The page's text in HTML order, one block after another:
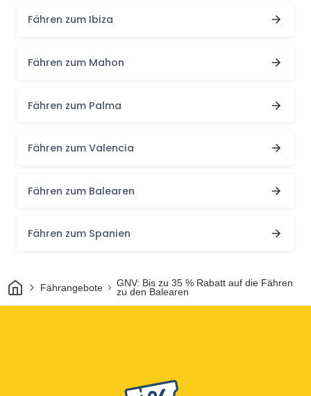
Fähren zum Ibiza
Fähren zum Mahon
Fähren zum Palma
Fähren zum Valencia
Fähren zum Balearen
Fähren zum Spanien
HeimFährangebote
GNV: Bis zu 35 % Rabatt auf die Fähren
zu den Balearen